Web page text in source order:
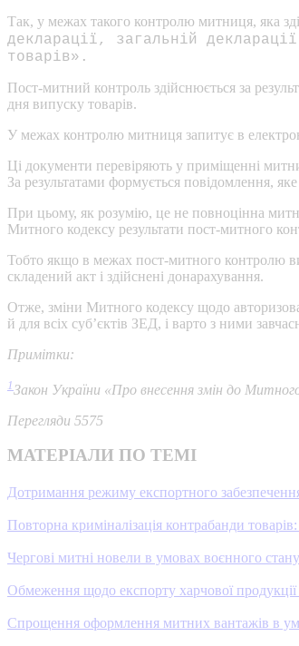
Так, у межах такого контролю митниця, яка
декларації, загальній
товарів».
Пост-митний контроль здійснюється за
дня випуску товарів.
У межах контролю митниця запитує в
Ці документи перевіряють у приміщенні
За результатами формується повідомлення,
При цьому, як розумію, це не повноцінна
Митного кодексу результати пост-митного
Тобто якщо в межах пост-митного контролю
складений акт і здійснені донарахування.
Отже, зміни Митного кодексу щодо
й для всіх суб’єктів ЗЕД, і варто з ними
Примітки:
1Закон України «Про внесення змін до
Перегляди 5575
МАТЕРІАЛИ ПО ТЕМІ
Дотримання режиму експортного
Повторна криміналізація контрабанди
Чергові митні новели в умовах воєнного
Обмеження щодо експорту харчової продукції
Спрощення оформлення митних вантажів в